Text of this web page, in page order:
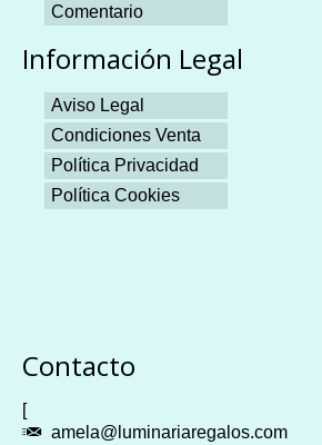
Comentario
Información Legal
Aviso Legal
Condiciones Venta
Política Privacidad
Política Cookies
Contacto
[
amela@luminariaregalos.com